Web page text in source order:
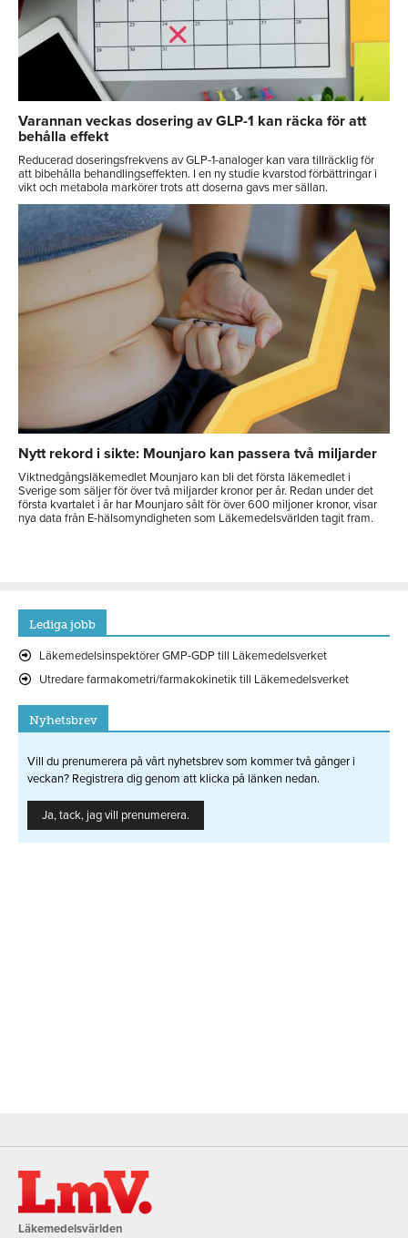
Varannan veckas dosering av GLP-1 kan räcka för att
behålla effekt
Reducerad doseringsfrekvens av GLP-1-analoger kan vara tillräcklig för
att bibehålla behandlingseffekten. I en ny studie kvarstod förbättringar i
vikt och metabola markörer trots att doserna gavs mer sällan.
Nytt rekord i sikte: Mounjaro kan passera två miljarder
Viktnedgångsläkemedlet Mounjaro kan bli det första läkemedlet i
Sverige som säljer för över två miljarder kronor per år. Redan under det
första kvartalet i år har Mounjaro sålt för över 600 miljoner kronor, visar
nya data från E-hälsomyndigheten som Läkemedelsvärlden tagit fram.
Lediga jobb
Läkemedelsinspektörer GMP-GDP till Läkemedelsverket
Utredare farmakometri/farmakokinetik till Läkemedelsverket
Nyhetsbrev
Vill du prenumerera på vårt nyhetsbrev som kommer två gånger i
veckan? Registrera dig genom att klicka på länken nedan.
Ja, tack, jag vill prenumerera.
Läkemedelsvärlden